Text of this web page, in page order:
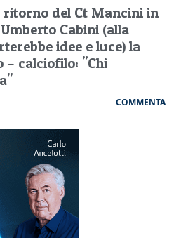
ritorno del Ct Mancini in
Cabini (alla
idee e luce) la
– calciofilo: "Chi
COMMENTA